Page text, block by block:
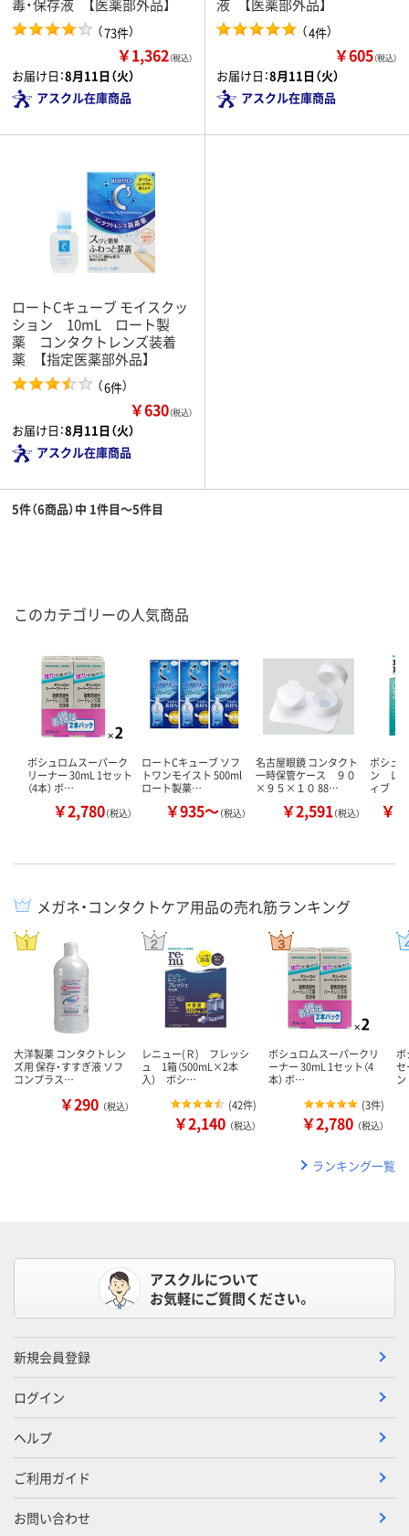
毒・保存液 【医薬部外品】
（73件）
￥1,362（税込）
お届け日：8月11日（火）
アスクル在庫商品
液 【医薬部外品】
（4件）
￥605（税込）
お届け日：8月11日（火）
アスクル在庫商品
ロートCキューブ モイスクッ
ション 10mL ロート製
薬 コンタクトレンズ装着
薬 【指定医薬部外品】
（6件）
￥630（税込）
お届け日：8月11日（火）
アスクル在庫商品
5件（6商品）中 1件目～5件目
このカテゴリーの人気商品
ボシュロムスーパーク
リーナー 30mL 1セット
（4本） ボ…
￥2,780（税込）
ロートCキューブ ソフ
トワンモイスト 500ml
ロート製薬…
￥935～（税込）
名古屋眼鏡 コンタクト
一時保管ケース ９０
×９５×１０ 88…
￥2,591（税込）
ボシュ
ン レ
ィブ
￥
メガネ・コンタクトケア用品の売れ筋ランキング
大洋製薬 コンタクトレン
ズ用 保存・すすぎ液 ソフ
コンプラス…
￥290 （税込）
レニュー(Ｒ) フレッシ
ュ 1箱（500mL×2本
入） ボシ…
(42件)
￥2,140 （税込）
ボシュロムスーパークリ
ーナー 30mL 1セット（4
本） ボ…
(3件)
￥2,780 （税込）
セ
ランキング一覧
アスクルについて
お気軽にご質問ください。
新規会員登録
ログイン
ヘルプ
ご利用ガイド
お問い合わせ